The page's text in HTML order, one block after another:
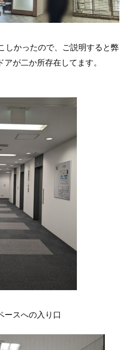
しかったので、ご説明すると弊
が二か所存在してます。
ースへの入り口